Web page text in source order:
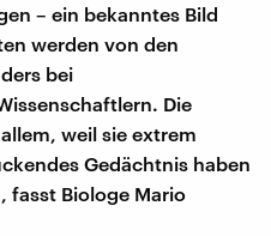
– ein bekanntes Bild
werden von den
bei
Die
weil sie extrem
Gedächtnis haben
fasst Biologe Mario